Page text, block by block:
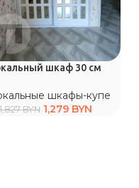
шкаф 30 см
шкафы-купе
BYN 1,279 BYN